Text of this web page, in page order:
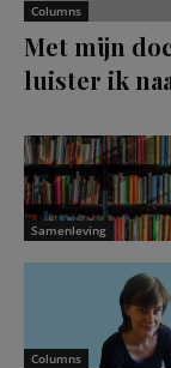
Columns
Met mijn
luister ik
Samenleving
Columns